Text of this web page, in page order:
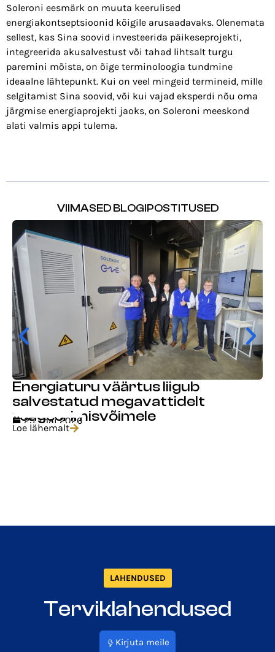
Soleroni eesmärk on muuta keerulised
energiakontseptsioonid kõigile arusaadavaks. Olenemata
sellest, kas Sina soovid investeerida päikeseprojekti,
integreerida akusalvestust või tahad lihtsalt turgu
paremini mõista, on õige terminoloogia tundmine
ideaalne lähtepunkt. Kui on veel mingeid termineid, mille
selgitamist Sina soovid, või kui vajad eksperdi nõu oma
järgmise energiaprojekti jaoks, on Soleroni meeskond
alati valmis appi tulema.
VIIMASED BLOGIPOSTITUSED
Energiaturu väärtus liigub
salvestatud megavattidelt
reageerimisvõimele
25. mai 2026
Loe lähemalt
LAHENDUSED
Terviklahendused
Kirjuta meile